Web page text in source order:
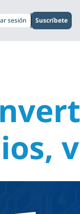
sesión Suscríbete